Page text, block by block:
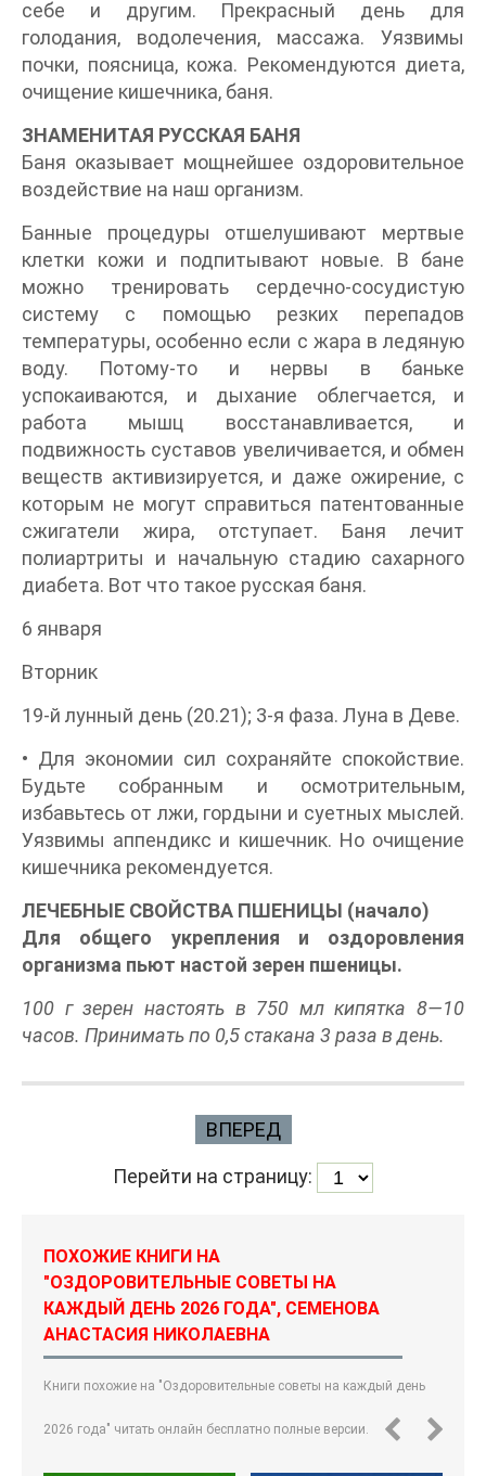
себе и другим. Прекрасный день для
голодания, водолечения, массажа. Уязвимы
почки, поясница, кожа. Рекомендуются диета,
очищение кишечника, баня.
ЗНАМЕНИТАЯ РУССКАЯ БАНЯ
Баня оказывает мощнейшее оздоровительное
воздействие на наш организм.
Банные процедуры отшелушивают мертвые
клетки кожи и подпитывают новые. В бане
можно тренировать сердечно-сосудистую
систему с помощью резких перепадов
температуры, особенно если с жара в ледяную
воду. Потому-то и нервы в баньке
успокаиваются, и дыхание облегчается, и
работа мышц восстанавливается, и
подвижность суставов увеличивается, и обмен
веществ активизируется, и даже ожирение, с
которым не могут справиться патентованные
сжигатели жира, отступает. Баня лечит
полиартриты и начальную стадию сахарного
диабета. Вот что такое русская баня.
6 января
Вторник
19-й лунный день (20.21); 3-я фаза. Луна в Деве.
• Для экономии сил сохраняйте спокойствие.
Будьте собранным и осмотрительным,
избавьтесь от лжи, гордыни и суетных мыслей.
Уязвимы аппендикс и кишечник. Но очищение
кишечника рекомендуется.
ЛЕЧЕБНЫЕ СВОЙСТВА ПШЕНИЦЫ (начало)
Для общего укрепления и оздоровления
организма пьют настой зерен пшеницы.
100 г зерен настоять в 750 мл кипятка 8—10
часов. Принимать по 0,5 стакана 3 раза в день.
ВПЕРЕД
Перейти на страницу:
ПОХОЖИЕ КНИГИ НА
"ОЗДОРОВИТЕЛЬНЫЕ СОВЕТЫ НА
КАЖДЫЙ ДЕНЬ 2026 ГОДА", СЕМЕНОВА
АНАСТАСИЯ НИКОЛАЕВНА
Книги похожие на "Оздоровительные советы на каждый день
2026 года" читать онлайн бесплатно полные версии.